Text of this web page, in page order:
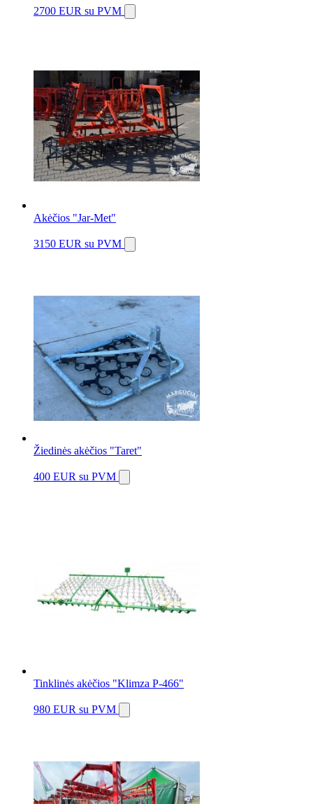
2700 EUR su PVM
Akėčios "Jar-Met"
3150 EUR su PVM
Žiedinės akėčios "Taret"
400 EUR su PVM
Tinklinės akėčios "Klimza P-466"
980 EUR su PVM